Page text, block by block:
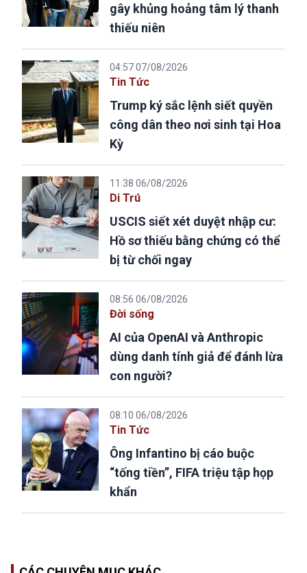
gây khủng hoảng tâm lý thanh
thiếu niên
04:57 07/08/2026
Tin Tức
Trump ký sắc lệnh siết quyền
công dân theo nơi sinh tại Hoa
Kỳ
11:38 06/08/2026
Di Trú
USCIS siết xét duyệt nhập cư:
Hồ sơ thiếu bằng chứng có thể
bị từ chối ngay
08:56 06/08/2026
Đời sống
AI của OpenAI và Anthropic
dùng danh tính giả để đánh lừa
con người?
08:10 06/08/2026
Tin Tức
Ông Infantino bị cáo buộc
“tống tiền”, FIFA triệu tập họp
khẩn